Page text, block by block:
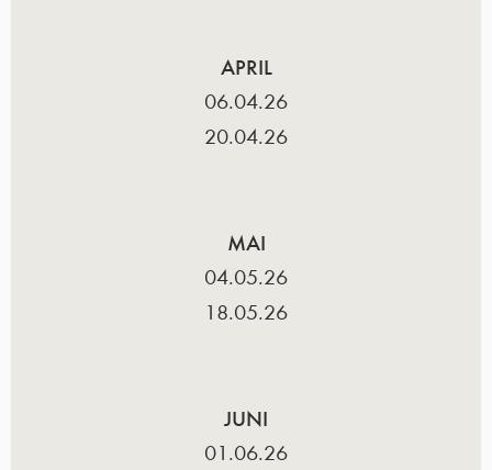
APRIL
06.04.26
20.04.26
MAI
04.05.26
18.05.26
JUNI
01.06.26